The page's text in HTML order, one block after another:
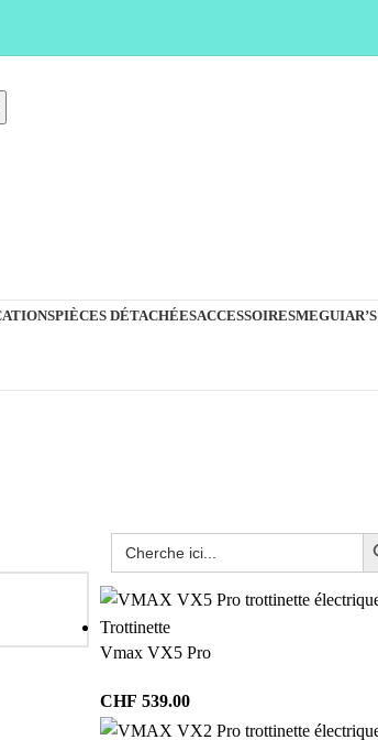
PIÈCES DÉTACHÉESACCESSOIRESMEGUIAR’S
Trottinette
Vmax VX5 Pro
CHF 539.00